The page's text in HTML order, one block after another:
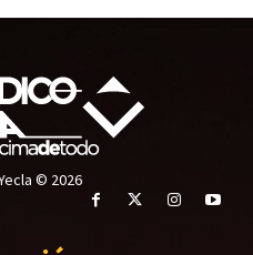
© 2026